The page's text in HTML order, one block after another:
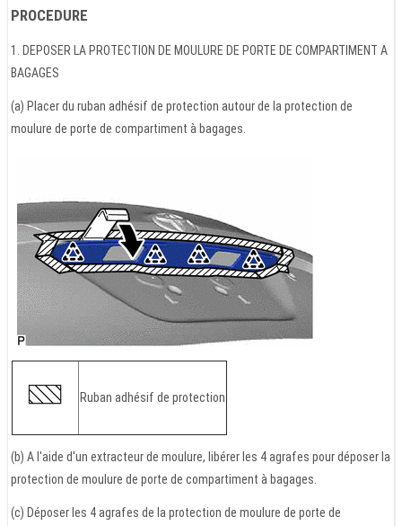
PROCEDURE
1. DEPOSER LA PROTECTION DE MOULURE DE PORTE DE COMPARTIMENT A
BAGAGES
(a) Placer du ruban adhésif de protection autour de la protection de
moulure de porte de compartiment à bagages.
Ruban adhésif de protection
(b) A l'aide d'un extracteur de moulure, libérer les 4 agrafes pour déposer la
protection de moulure de porte de compartiment à bagages.
(c) Déposer les 4 agrafes de la protection de moulure de porte de